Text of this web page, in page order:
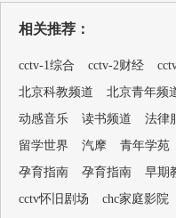
相关推荐：
cctv-1综合 cctv-2财经
北京科教频道
北京青年频
动感音乐
读书频道 法律
留学世界
汽摩 青年学苑
孕育指南
孕育指南 早期
cctv怀旧剧场
chc家庭影院